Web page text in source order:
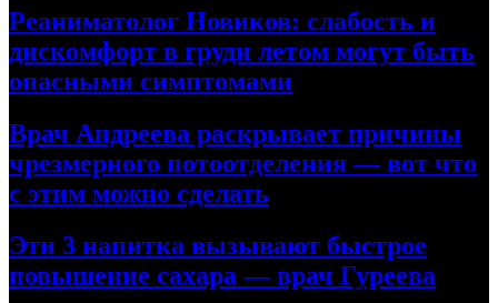
Реаниматолог Новиков: слабость и
дискомфорт в груди летом могут быть
опасными симптомами
Врач Андреева раскрывает причины
чрезмерного потоотделения — вот что
с этим можно сделать
Эти 3 напитка вызывают быстрое
повышение сахара — врач Гуреева